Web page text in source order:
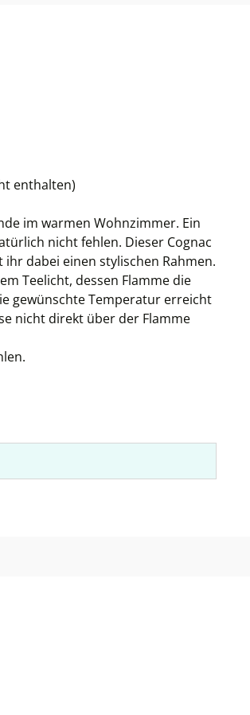
enthalten)
im warmen Wohnzimmer. Ein
nicht fehlen. Dieser Cognac
dabei einen stylischen Rahmen.
Teelicht, dessen Flamme die
gewünschte Temperatur erreicht
nicht direkt über der Flamme